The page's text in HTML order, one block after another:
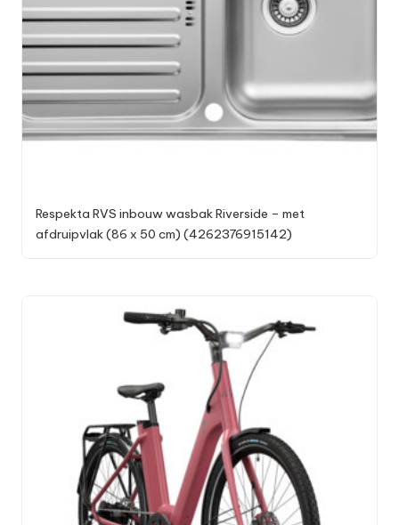
Respekta RVS inbouw wasbak Riverside – met
afdruipvlak (86 x 50 cm) (4262376915142)